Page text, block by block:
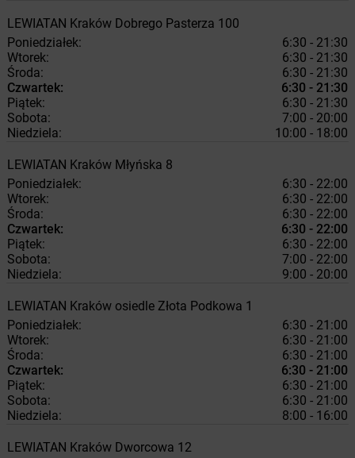
LEWIATAN Kraków Dobrego Pasterza 100
Poniedziałek:
6:30 - 21:30
Wtorek:
6:30 - 21:30
Środa:
6:30 - 21:30
Czwartek:
6:30 - 21:30
Piątek:
6:30 - 21:30
Sobota:
7:00 - 20:00
Niedziela:
10:00 - 18:00
LEWIATAN Kraków Młyńska 8
Poniedziałek:
6:30 - 22:00
Wtorek:
6:30 - 22:00
Środa:
6:30 - 22:00
Czwartek:
6:30 - 22:00
Piątek:
6:30 - 22:00
Sobota:
7:00 - 22:00
Niedziela:
9:00 - 20:00
LEWIATAN Kraków osiedle Złota Podkowa 1
Poniedziałek:
6:30 - 21:00
Wtorek:
6:30 - 21:00
Środa:
6:30 - 21:00
Czwartek:
6:30 - 21:00
Piątek:
6:30 - 21:00
Sobota:
6:30 - 21:00
Niedziela:
8:00 - 16:00
LEWIATAN Kraków Dworcowa 12